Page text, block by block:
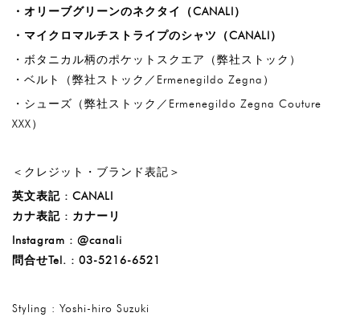
・オリーブグリーンのネクタイ（CANALI）
・マイクロマルチストライプのシャツ（CANALI）
・ボタニカル柄のポケットスクエア（弊社ストック）
・ベルト（弊社ストック／Ermenegildo Zegna）
・シューズ（弊社ストック／Ermenegildo Zegna Couture
XXX）
＜クレジット・ブランド表記＞
英文表記 : CANALI
カナ表記 : カナーリ
Instagram : @canali
問合せTel. : 03-5216-6521
Styling : Yoshi-hiro Suzuki